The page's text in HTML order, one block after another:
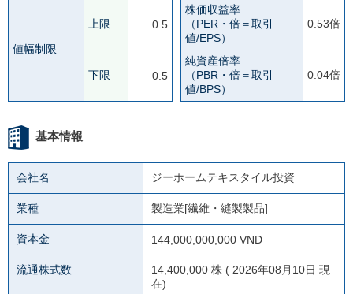
値幅制限
上限 0.5
下限 0.5
株価収益率
（PER・倍＝取引
値/EPS）
0.53倍
純資産倍率
（PBR・倍＝取引
値/BPS）
0.04倍
基本情報
会社名 ジーホームテキスタイル投資
業種 製造業[繊維・縫製製品]
資本金 144,000,000,000 VND
流通株式数
14,400,000 株 ( 2026年08月10日 現
在)